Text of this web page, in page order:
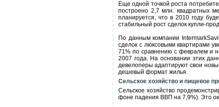
Еще одной точкой роста
построено 2,7 млн. квадратных
планируется, что в 2010 году
стабильный рост сделок купли-
По данным компании
сделок с люксовыми квартирами
71% по сравнению с февралем и
2007 года. На основании этих
девелоперы адаптируют свои
дешевый формат жилья.
Сельское хозяйство и пищевое
Сельское хозяйство
фоне падения ВВП на 7,9%). Это